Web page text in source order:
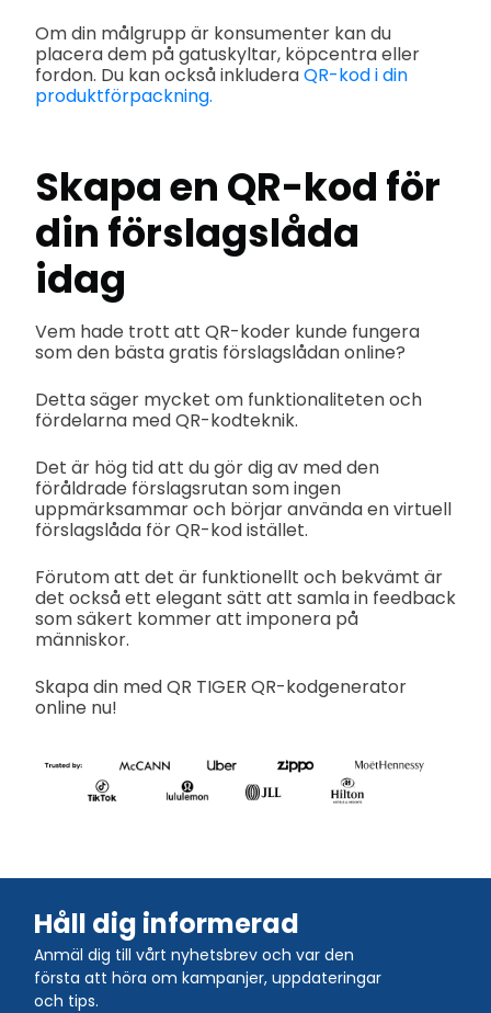
Om din målgrupp är konsumenter kan du
placera dem på gatuskyltar, köpcentra eller
fordon. Du kan också inkluderaQR-kod i din
produktförpackning.
Skapa en QR-kod för
din förslagslåda
idag
Vem hade trott att QR-koder kunde fungera
som den bästa gratis förslagslådan online?
Detta säger mycket om funktionaliteten och
fördelarna med QR-kodteknik.
Det är hög tid att du gör dig av med den
föråldrade förslagsrutan som ingen
uppmärksammar och börjar använda en virtuell
förslagslåda för QR-kod istället.
Förutom att det är funktionellt och bekvämt är
det också ett elegant sätt att samla in feedback
som säkert kommer att imponera på
människor.
Skapa din med QR TIGER QR-kodgenerator
online nu!
Håll dig informerad
Anmäl dig till vårt nyhetsbrev och var den
första att höra om kampanjer, uppdateringar
och tips.